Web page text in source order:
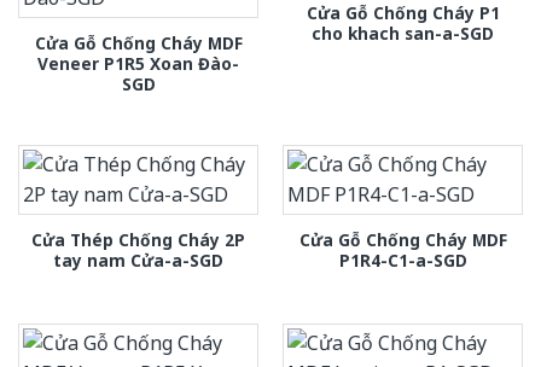
Cửa Gỗ Chống Cháy MDF
Veneer P1R5 Xoan Đào-
SGD
Cửa Gỗ Chống Cháy P1
cho khach san-a-SGD
Cửa Thép Chống Cháy 2P
tay nam Cửa-a-SGD
Cửa Gỗ Chống Cháy MDF
P1R4-C1-a-SGD